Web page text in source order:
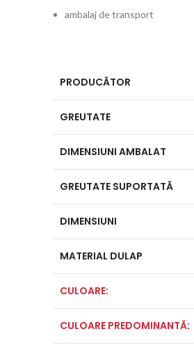
ambalaj de transport
PRODUCĂTOR
GREUTATE
DIMENSIUNI AMBALAT
GREUTATE SUPORTATĂ
DIMENSIUNI
MATERIAL DULAP
CULOARE:
CULOARE PREDOMINANTĂ: